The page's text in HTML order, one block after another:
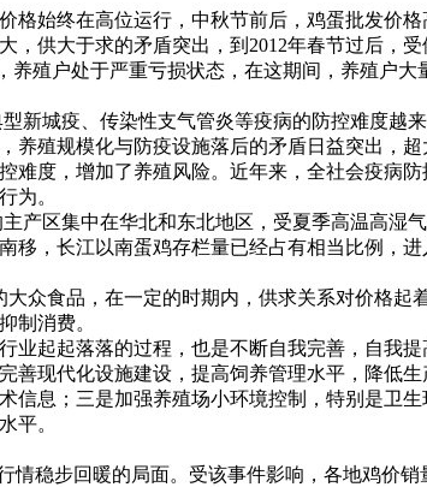
始终在高位运行，中秋节前后，鸡蛋批发价格
，供大于求的矛盾突出，到2012年春节过后，
养殖户处于严重亏损状态，在这期间，养殖户
城疫、传染性支气管炎等疫病的防控难度越
养殖规模化与防疫设施落后的矛盾日益突出，
难度，增加了养殖风险。近年来，全社会疫病
为。
区集中在华北和东北地区，受夏季高温高湿
移，长江以南蛋鸡存栏量已经占有相当比例，
食品，在一定的时期内，供求关系对价格起
制消费。
起起落落的过程，也是不断自我完善，自我
善现代化设施建设，提高饲养管理水平，降低
信息；三是加强养殖场小环境控制，特别是卫
平。
稳步回暖的局面。受该事件影响，各地鸡价